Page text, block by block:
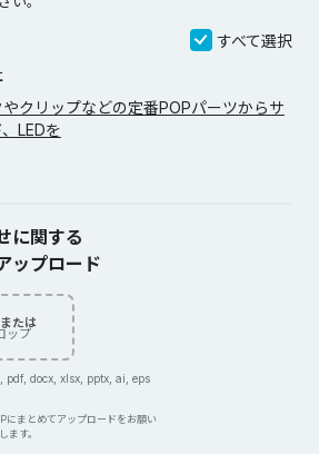
すべて選択
やクリップなどの定番POPパーツからサ
LEDを
に関する
ップロード
たは
ップ
docx, xlsx, pptx, ai, eps
にまとめてアップロードをお願い
ます。